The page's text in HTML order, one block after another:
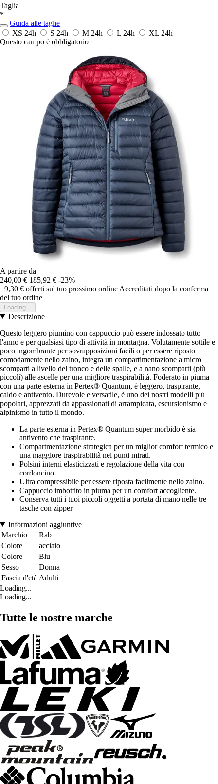
Taglia
*
Guida alle taglie
XS 24h S 24h M 24h L 24h XL 24h
Questo campo è obbligatorio
A partire da
240,00 € 185,92 € -23%
+9,30 € offerti sul tuo prossimo ordine Accreditati dopo la conferma
del tuo ordine
Loading...
Descrizione
Questo leggero piumino con cappuccio può essere indossato tutto
l'anno e per qualsiasi tipo di attività in montagna. Volutamente sottile e
poco ingombrante per sovrapposizioni facili o per essere riposto
comodamente nello zaino, integra un compartimentazione a micro
scomparti a livello del tronco e delle spalle, e a nano scomparti (più
piccoli) alle ascelle per una migliore traspirabilità. Foderato in piuma
con una parte esterna in Pertex® Quantum, è leggero, traspirante,
caldo e antivento. Durevole e versatile, è uno dei nostri modelli più
popolari, apprezzati da appassionati di arrampicata, escursionismo e
alpinismo in tutto il mondo.
La parte esterna in Pertex® Quantum super morbido è sia
antivento che traspirante.
Compartmentazione strategica per un miglior comfort termico e
una maggiore traspirabilità nei punti mirati.
Polsini interni elasticizzati e regolazione della vita con
cordoncino.
Ultra compressibile per essere riposta facilmente nello zaino.
Cappuccio imbottito in piuma per un comfort accogliente.
Conserva tutti i tuoi piccoli oggetti a portata di mano nelle tre
tasche con zipper.
Informazioni aggiuntive
Marchio
Rab
Colore
acciaio
Colore
Blu
Sesso
Donna
Fascia d'età Adulti
Loading...
Loading...
Tutte le nostre marche